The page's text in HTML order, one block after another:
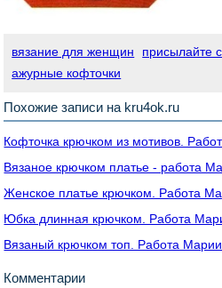
вязание для женщин присылайте
ажурные кофточки
Похожие записи на kru4ok.ru
Кофточка крючком из мотивов.
Вязаное крючком платье - работа
Женское платье крючком. Работа
Юбка длинная крючком. Работа
Вязаный крючком топ. Работа Марии
Комментарии